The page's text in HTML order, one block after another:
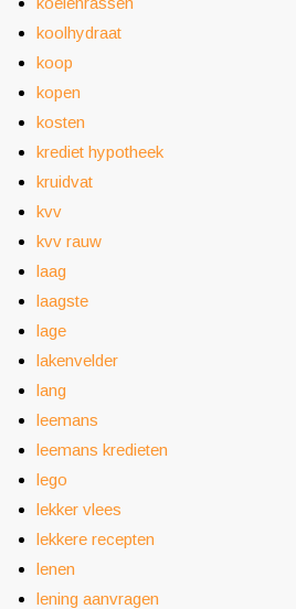
koolhydraat
koop
kopen
kosten
krediet hypotheek
kruidvat
kvv
kvv rauw
laag
laagste
lage
lakenvelder
lang
leemans
leemans kredieten
lego
lekker vlees
lekkere recepten
lenen
lening aanvragen